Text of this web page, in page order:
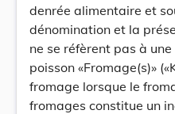
denrée alimentaire et
dénomination et la
ne se réfèrent pas à
poisson «Fromage(s)»
fromage lorsque le
fromages constitue un